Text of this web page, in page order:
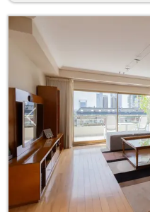
Previous